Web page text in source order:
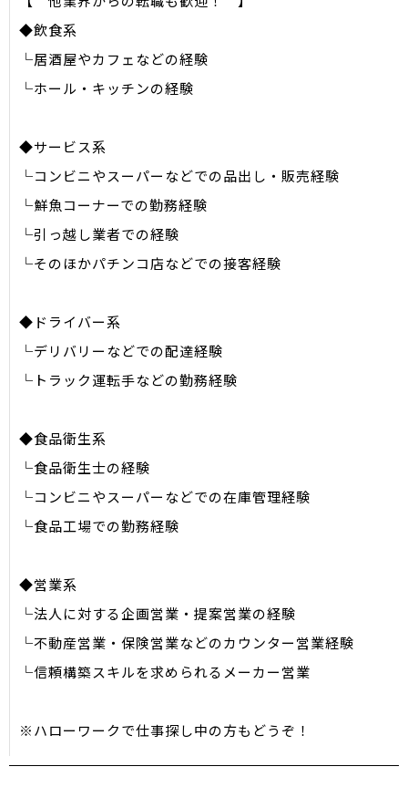
◆飲食系
└居酒屋やカフェなどの経験
└ホール・キッチンの経験
◆サービス系
└コンビニやスーパーなどでの品出し・販売経験
└鮮魚コーナーでの勤務経験
└引っ越し業者での経験
└そのほかパチンコ店などでの接客経験
◆ドライバー系
└デリバリーなどでの配達経験
└トラック運転手などの勤務経験
◆食品衛生系
└食品衛生士の経験
└コンビニやスーパーなどでの在庫管理経験
└食品工場での勤務経験
◆営業系
└法人に対する企画営業・提案営業の経験
└不動産営業・保険営業などのカウンター営業経験
└信頼構築スキルを求められるメーカー営業
※ハローワークで仕事探し中の方もどうぞ！